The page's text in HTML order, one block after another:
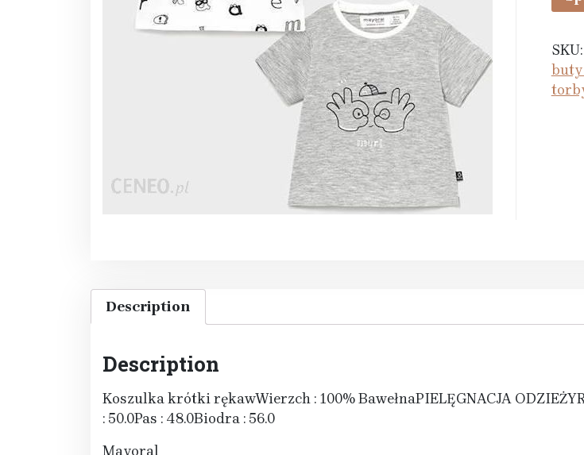
SKU:
buty
Description
Description
Koszulka krótki rękawWierzch : 100% BawełnaPIELĘGNACJA
: 50.0Pas : 48.0Biodra : 56.0
Mayoral